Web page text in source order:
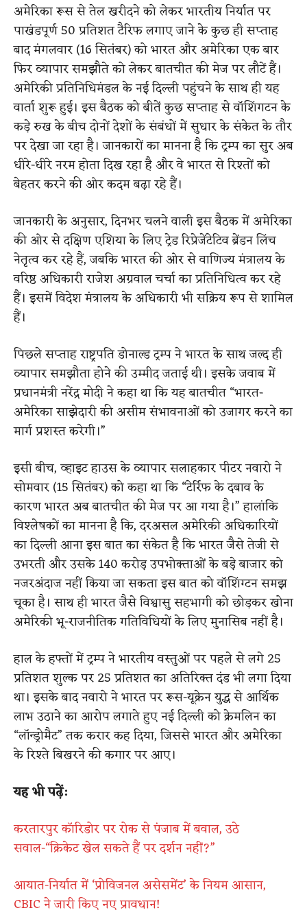
अमेरिका रूस से तेल खरीदने को लेकर भारतीय निर्यात पर
पाखंडपूर्ण 50 प्रतिशत टैरिफ लगाए जाने के कुछ ही सप्ताह
बाद मंगलवार (16 सितंबर) को भारत और अमेरिका एक बार
फिर व्यापार समझौते को लेकर बातचीत की मेज पर लौटें हैं।
अमेरिकी प्रतिनिधिमंडल के नई दिल्ली पहुंचने के साथ ही यह
वार्ता शुरू हुई। इस बैठक को बीतें कुछ सप्ताह से वॉशिंगटन के
कड़े रुख के बीच दोनों देशों के संबंधों में सुधार के संकेत के तौर
पर देखा जा रहा है। जानकारों का मानना है कि ट्रम्प का सुर अब
धीरे-धीरे नरम होता दिख रहा है और वे भारत से रिश्तों को
बेहतर करने की ओर कदम बढ़ा रहे हैं।
जानकारी के अनुसार, दिनभर चलने वाली इस बैठक में अमेरिका
की ओर से दक्षिण एशिया के लिए ट्रेड रिप्रेजेंटेटिव ब्रेंडन लिंच
नेतृत्व कर रहे हैं, जबकि भारत की ओर से वाणिज्य मंत्रालय के
वरिष्ठ अधिकारी राजेश अग्रवाल चर्चा का प्रतिनिधित्व कर रहे
हैं। इसमें विदेश मंत्रालय के अधिकारी भी सक्रिय रूप से शामिल
हैं।
पिछले सप्ताह राष्ट्रपति डोनाल्ड ट्रम्प ने भारत के साथ जल्द ही
व्यापार समझौता होने की उम्मीद जताई थी। इसके जवाब में
प्रधानमंत्री नरेंद्र मोदी ने कहा था कि यह बातचीत “भारत-
अमेरिका साझेदारी की असीम संभावनाओं को उजागर करने का
मार्ग प्रशस्त करेगी।”
इसी बीच, व्हाइट हाउस के व्यापार सलाहकार पीटर नवारो ने
सोमवार (15 सितंबर) को कहा था कि “टेर्रिफ के दबाव के
कारण भारत अब बातचीत की मेज पर आ गया है।” हालांकि
विश्लेषकों का मानना है कि, दरअसल अमेरिकी अधिकारियों
का दिल्ली आना इस बात का संकेत है कि भारत जैसे तेजी से
उभरती और उसके 140 करोड़ उपभोक्ताओं के बड़े बाजार को
नजरअंदाज नहीं किया जा सकता इस बात को वॉशिंग्टन समझ
चूका है। साथ ही भारत जैसे विश्वासु सहभागी को छोड़कर खोना
अमेरिकी भू-राजनीतिक गतिविधियों के लिए मुनासिब नहीं है।
हाल के हफ्तों में ट्रम्प ने भारतीय वस्तुओं पर पहले से लगे 25
प्रतिशत शुल्क पर 25 प्रतिशत का अतिरिक्त दंड भी लगा दिया
था। इसके बाद नवारो ने भारत पर रूस-यूक्रेन युद्ध से आर्थिक
लाभ उठाने का आरोप लगाते हुए नई दिल्ली को क्रेमलिन का
“लॉन्ड्रोमैट” तक करार कह दिया, जिससे भारत और अमेरिका
के रिश्ते बिखरने की कगार पर आए।
यह भी पढ़ें:
करतारपुर कॉरिडोर पर रोक से पंजाब में बवाल, उठे
सवाल-“क्रिकेट खेल सकते हैं पर दर्शन नहीं?”
आयात-निर्यात में ‘प्रोविजनल असेसमेंट’ के नियम आसान,
CBIC ने जारी किए नए प्रावधान!